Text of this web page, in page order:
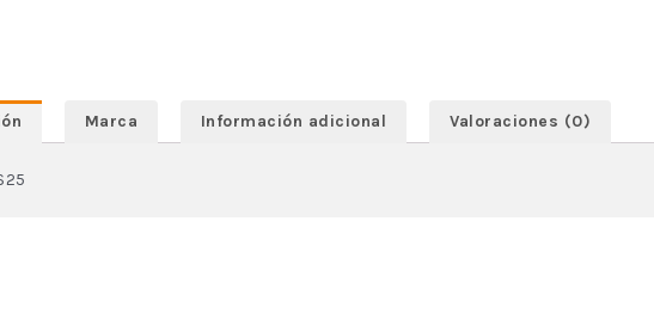
Marca Información adicional Valoraciones (0)